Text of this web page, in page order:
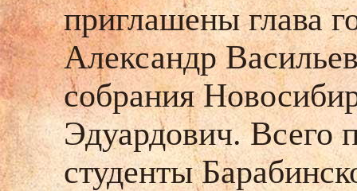
приглашены глава
Александр
собрания
Эдуардович. Всего
студенты